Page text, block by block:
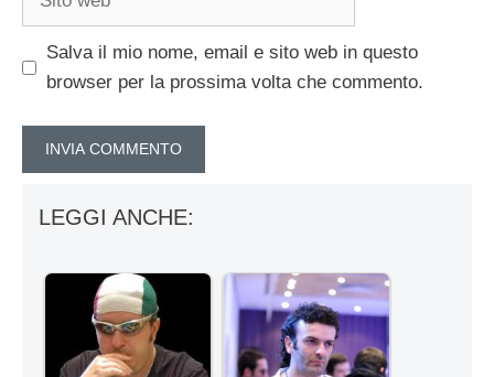
Salva il mio nome, email e sito web in questo
browser per la prossima volta che commento.
LEGGI ANCHE: